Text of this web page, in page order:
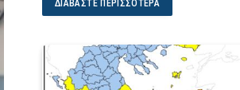
ΔΙΑΒΆΣΤΕ ΠΕΡΙΣΣΌΤΕΡΑ